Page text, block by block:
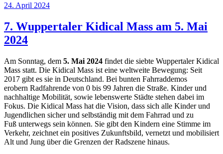
24. April 2024
7. Wuppertaler Kidical Mass am 5. Mai
2024
Am Sonntag, dem 5. Mai 2024 findet die siebte Wuppertaler Kidical
Mass statt. Die Kidical Mass ist eine weltweite Bewegung: Seit
2017 gibt es sie in Deutschland. Bei bunten Fahrraddemos
erobern Radfahrende von 0 bis 99 Jahren die Straße. Kinder und
nachhaltige Mobilität, sowie lebenswerte Städte stehen dabei im
Fokus. Die Kidical Mass hat die Vision, dass sich alle Kinder und
Jugendlichen sicher und selbständig mit dem Fahrrad und zu
Fuß unterwegs sein können. Sie gibt den Kindern eine Stimme im
Verkehr, zeichnet ein positives Zukunftsbild, vernetzt und mobilisiert
Alt und Jung über die Grenzen der Radszene hinaus.